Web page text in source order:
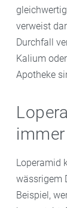
verweist
Durchfall
Kalium
Apotheke
Loperamid
wässrigem
Beispiel,